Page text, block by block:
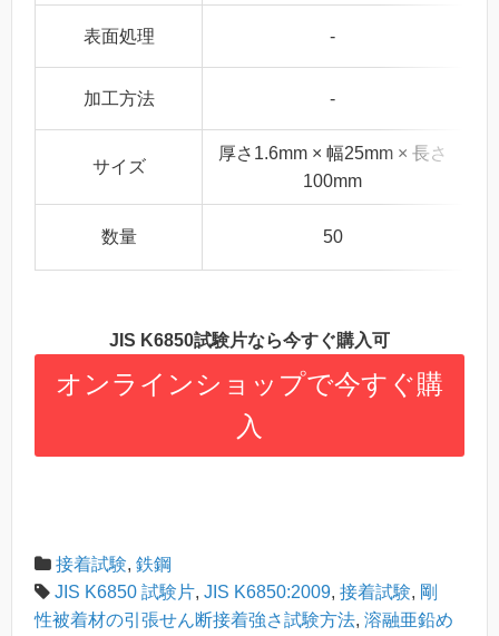
表面処理 -
加工方法 -
サイズ
厚さ1.6mm × 幅25mm × 長さ
100mm
数量 50
JIS K6850試験片なら今すぐ購入可
オンラインショップで今すぐ購
入
接着試験, 鉄鋼
JIS K6850 試験片, JIS K6850:2009, 接着試験, 剛
性被着材の引張せん断接着強さ試験方法, 溶融亜鉛め